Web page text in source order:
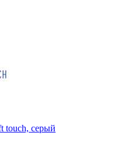
touch, серый